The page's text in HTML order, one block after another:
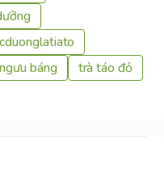
báng
trà táo đỏ